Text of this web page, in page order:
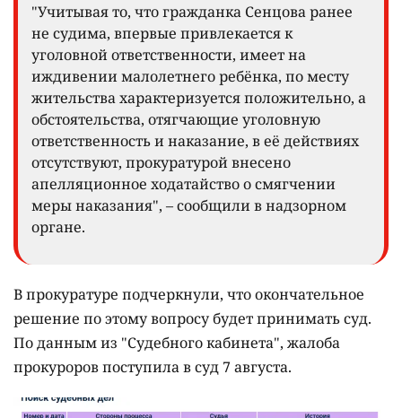
"Учитывая то, что гражданка Сенцова ранее
не судима, впервые привлекается к
уголовной ответственности, имеет на
иждивении малолетнего ребёнка, по месту
жительства характеризуется положительно, а
обстоятельства, отягчающие уголовную
ответственность и наказание, в её действиях
отсутствуют, прокуратурой внесено
апелляционное ходатайство о смягчении
меры наказания", – сообщили в надзорном
органе.
В прокуратуре подчеркнули, что окончательное
решение по этому вопросу будет принимать суд.
По данным из "Судебного кабинета", жалоба
прокуроров поступила в суд 7 августа.